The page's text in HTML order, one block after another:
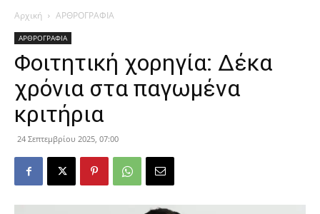
Αρχική ΑΡΘΡΟΓΡΑΦΙΑ
ΑΡΘΡΟΓΡΑΦΙΑ
Φοιτητική χορηγία: Δέκα
χρόνια στα παγωμένα
κριτήρια
24 Σεπτεμβρίου 2025, 07:00